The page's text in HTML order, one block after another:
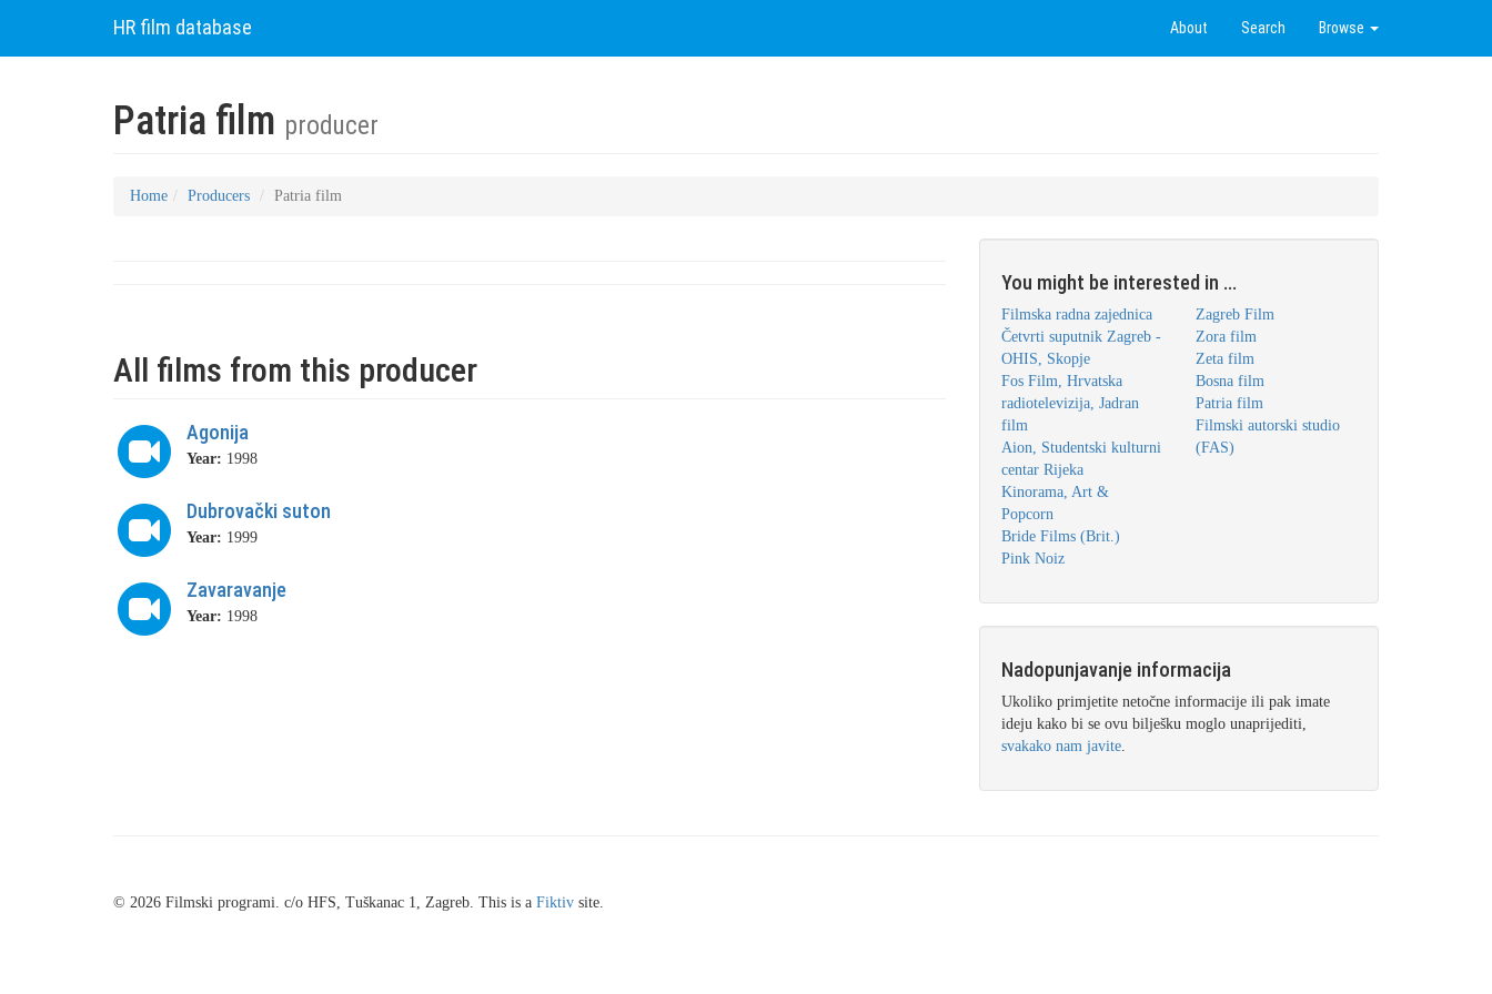
HR film database About Search Browse
Patria film producer
Home Producers Patria film
All films from this producer
Agonija
Year: 1998
Dubrovački suton
Year: 1999
Zavaravanje
Year: 1998
You might be interested in ...
Filmska radna zajednica
Četvrti suputnik Zagreb -
OHIS, Skopje
Fos Film, Hrvatska
radiotelevizija, Jadran
film
Aion, Studentski kulturni
centar Rijeka
Kinorama, Art &
Popcorn
Bride Films (Brit.)
Pink Noiz
Zagreb Film
Zora film
Zeta film
Bosna film
Patria film
Filmski autorski studio
(FAS)
Nadopunjavanje informacija
Ukoliko primjetite netočne informacije ili pak imate
ideju kako bi se ovu bilješku moglo unaprijediti,
svakako nam javite.
© 2026 Filmski programi. c/o HFS, Tuškanac 1, Zagreb. This is a Fiktiv site.